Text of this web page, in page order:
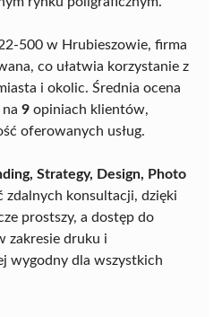
500 w Hrubieszowie, firma
co ułatwia korzystanie z
i okolic. Średnia ocena
9 opiniach klientów,
oferowanych usług.
Strategy, Design, Photo
zdalnych konsultacji, dzięki
prostszy, a dostęp do
zakresie druku i
wygodny dla wszystkich